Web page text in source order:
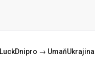
LuckDnipro → UmaňUkrajina